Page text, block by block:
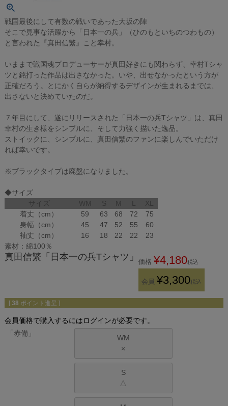
戦国最後にして有数の戦いであった大坂の陣
そこで見事な活躍から「日本一の兵」（ひのもといちのつわもの）
と言われた『真田信繁』こと幸村。
いままで戦国魂プロデューサーが真田好きにも関わらず、幸村Tシャ
ツと銘打った作品は出さなかった。いや、出せなかったという方が
正確だろう。とにかく自らが納得するデザインが生まれるまでは、
出さないと決めていたのだ。
７年目にして、遂にリリースされた「日本一の兵Tシャツ」は、真田
幸村の生き様をシンプルに、そして力強く描いた逸品。
ストイックに、シンプルに、真田信繁のファンに楽しんでいただけ
れば幸いです。
※ブラックタイプは廃盤になりました。
◆サイズ
サイズ
WM S M
XL
着丈（cm）
59 63 68 72
75
身幅（cm）
45 47 52 55
60
袖丈（cm）
16 18 22 22
23
素材：綿100％
真田信繁「日本一の兵Tシャツ」 価格 ¥4,180税込
会員 ¥3,300税込
[ 38 ポイント進呈 ]
会員価格で購入するにはログインが必要です。
「赤備」
WM
×
S
△